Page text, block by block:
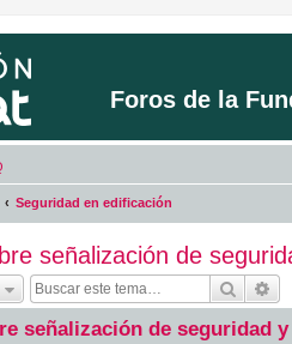
Foros de la
Seguridad en edificación
señalización de
Buscar
señalización de seguridad